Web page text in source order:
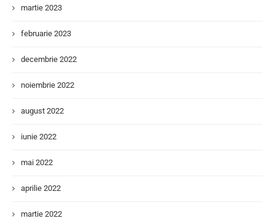
martie 2023
februarie 2023
decembrie 2022
noiembrie 2022
august 2022
iunie 2022
mai 2022
aprilie 2022
martie 2022